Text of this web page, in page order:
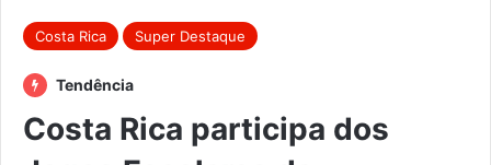
Costa Rica Super Destaque
Tendência
Costa Rica participa dos